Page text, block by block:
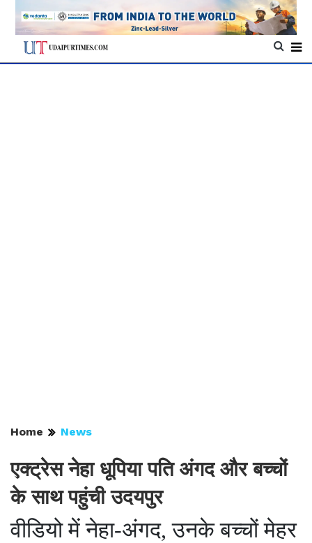
Home News
एक्ट्रेस नेहा धूपिया पति अंगद और बच्चों
के साथ पहुंची उदयपुर
वीडियो में नेहा-अंगद, उनके बच्चों मेहर